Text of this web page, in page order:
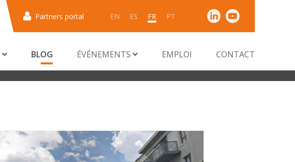
Partners portal EN ES FR PT
BLOG ÉVÉNEMENTS EMPLOI CONTACT